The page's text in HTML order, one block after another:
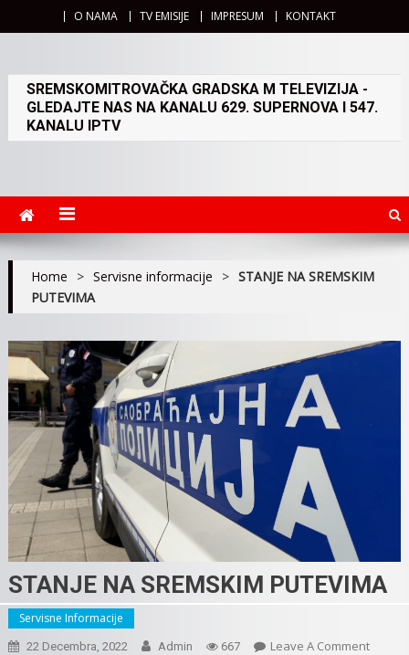
O NAMA TV EMISIJE IMPRESUM KONTAKT
SREMSKOMITROVAČKA GRADSKA M TELEVIZIJA -
GLEDAJTE NAS NA KANALU 629. SUPERNOVA I 547.
KANALU IPTV
Home > Servisne informacije > STANJE NA SREMSKIM
PUTEVIMA
STANJE NA SREMSKIM PUTEVIMA
Servisne Informacije
22 Decembra, 2022 Admin 667 Leave A CommentOn